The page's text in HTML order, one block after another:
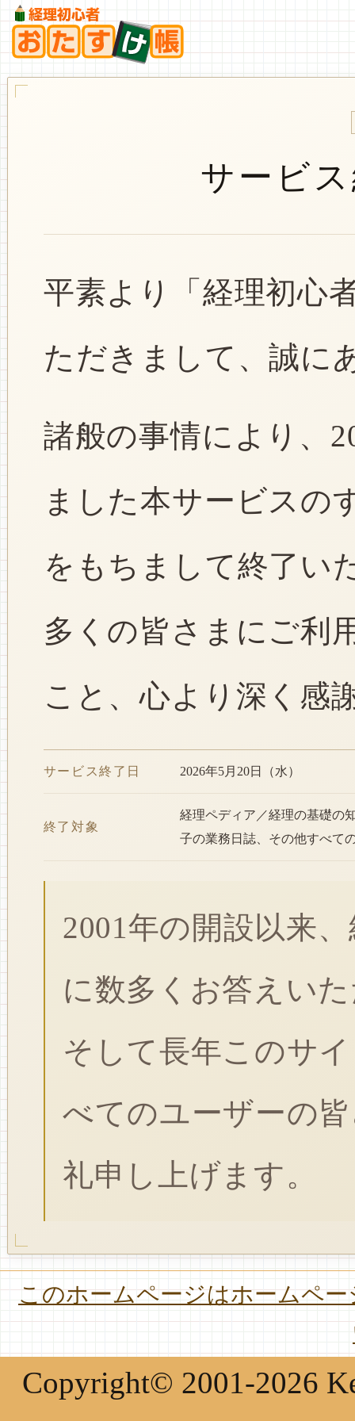
サービ
平素より「経理初心
ただきまして、誠に
諸般の事情により、
ました本サービスの
をもちまして終了い
多くの皆さまにご利
こと、心より深く感
サービス終了日 2026年5月20日（水）
終了対象
経理ペディア／経理の基礎の
子の業務日誌、その他すべて
2001年の開設以来
に数多くお答えい
そして長年このサ
べてのユーザーの
礼申し上げます。
このホームページはホームペ
Copyright© 2001-2026